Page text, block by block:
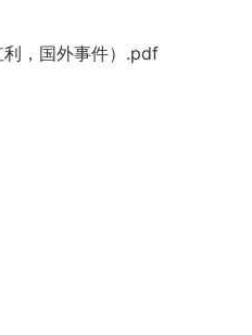
利，国外事件）.pdf